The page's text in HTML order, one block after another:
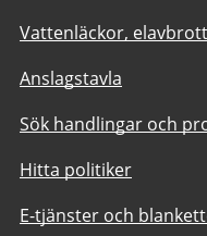
Vattenläckor,
Anslagstavla
Sök handlingar och
Hitta politiker
E-tjänster och